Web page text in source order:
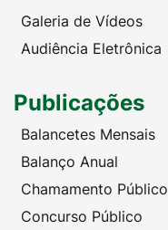
Galeria de Vídeos
Audiência Eletrônica
Publicações
Balancetes Mensais
Balanço Anual
Chamamento Público
Concurso Público